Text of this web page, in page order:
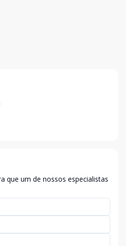
que um de nossos especialistas